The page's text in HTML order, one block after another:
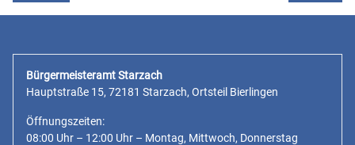
Bürgermeisteramt Starzach
Hauptstraße 15, 72181 Starzach, Ortsteil Bierlingen
Öffnungszeiten:
08:00 Uhr – 12:00 Uhr – Montag, Mittwoch, Donnerstag